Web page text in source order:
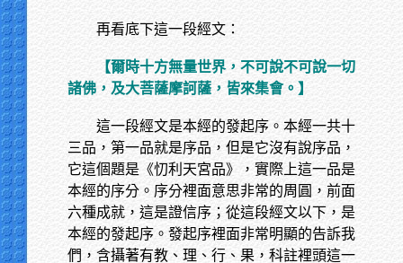
再看底下這一段經文：
【爾時十方無量世界，不可說不可說一切
諸佛，及大菩薩摩訶薩，皆來集會。】
這一段經文是本經的發起序。本經一共十
三品，第一品就是序品，但是它沒有說序品，
它這個題是《忉利天宮品》，實際上這一品是
本經的序分。序分裡面意思非常的周圓，前面
六種成就，這是證信序；從這段經文以下，是
本經的發起序。發起序裡面非常明顯的告訴我
們，含攝著有教、理、行、果，科註裡頭這一